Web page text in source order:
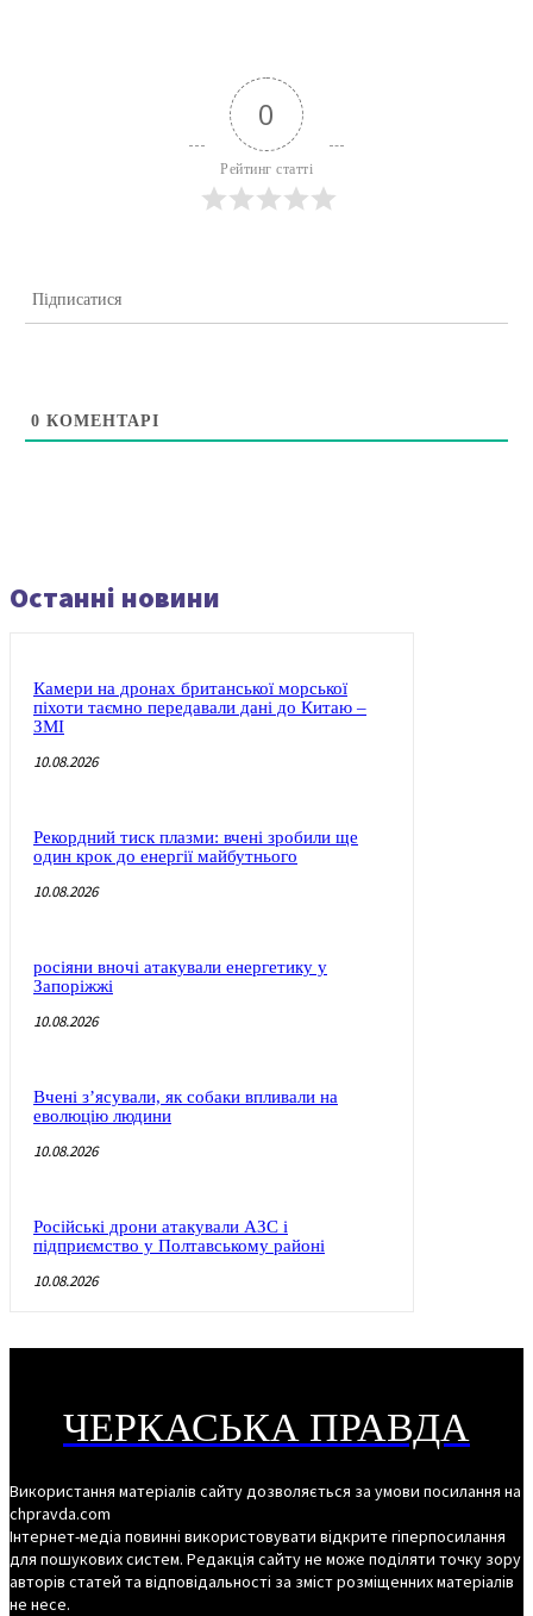
0
Рейтинг статті
Підписатися
0 КОМЕНТАРІ
Останні новини
Камери на дронах британської морської
піхоти таємно передавали дані до Китаю –
ЗМІ
10.08.2026
Рекордний тиск плазми: вчені зробили ще
один крок до енергії майбутнього
10.08.2026
росіяни вночі атакували енергетику у
Запоріжжі
10.08.2026
Вчені з’ясували, як собаки впливали на
еволюцію людини
10.08.2026
Російські дрони атакували АЗС і
підприємство у Полтавському районі
10.08.2026
ЧЕРКАСЬКА ПРАВДА
Використання матеріалів сайту дозволяється за умови посилання на
chpravda.com
Інтернет-медіа повинні використовувати відкрите гіперпосилання
для пошукових систем. Редакція сайту не може поділяти точку зору
авторів статей та відповідальності за зміст розміщенних матеріалів
не несе.